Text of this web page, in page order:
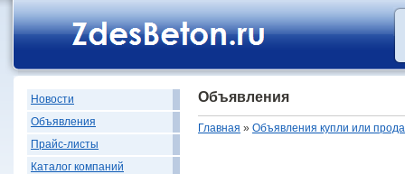
Новости
Объявления
Прайс-листы
Каталог компаний
Объявления
Главная » Объявления купли или